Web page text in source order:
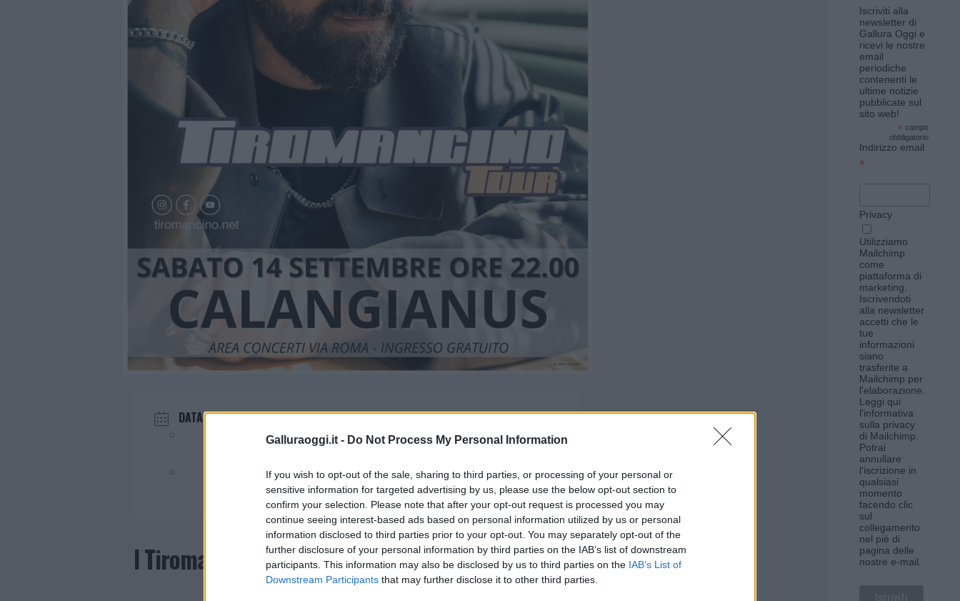
Galluraoggi.it - Do Not Process My Personal Information
If you wish to opt-out of the sale, sharing to third parties, or processing of your personal or
sensitive information for targeted advertising by us, please use the below opt-out section to
confirm your selection. Please note that after your opt-out request is processed you may
continue seeing interest-based ads based on personal information utilized by us or personal
information disclosed to third parties prior to your opt-out. You may separately opt-out of the
further disclosure of your personal information by third parties on the IAB’s list of downstream
participants. This information may also be disclosed by us to third parties on the IAB’s List of
Downstream Participants that may further disclose it to other third parties.
DATA
Evento terminato!
ORA
Evento giornaliero
I Tiromancino in concerto a Calangianus
Iscriviti alla
newsletter di
Gallura Oggi e
ricevi le nostre
email
periodiche
contenenti le
ultime notizie
pubblicate sul
sito web!
* campo
obbligatorio
Indirizzo email
*
Privacy
Utilizziamo
Mailchimp
come
piattaforma di
marketing.
Iscrivendoti
alla newsletter
accetti che le
tue
informazioni
siano
trasferite a
Mailchimp per
l'elaborazione.
Leggi qui
l'informativa
sulla privacy
di Mailchimp.
Potrai
annullare
l'iscrizione in
qualsiasi
momento
facendo clic
sul
collegamento
nel piè di
pagina delle
nostre e-mail.